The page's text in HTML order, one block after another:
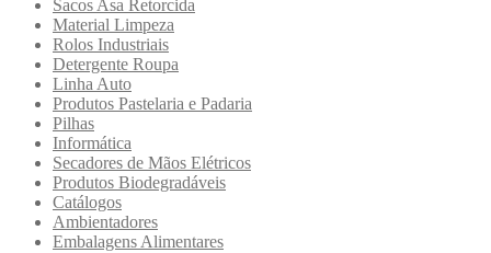
Sacos Asa Retorcida
Material Limpeza
Rolos Industriais
Detergente Roupa
Linha Auto
Produtos Pastelaria e Padaria
Pilhas
Informática
Secadores de Mãos Elétricos
Produtos Biodegradáveis
Catálogos
Ambientadores
Embalagens Alimentares